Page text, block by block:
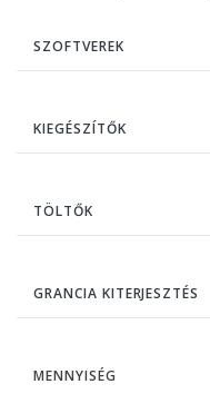
SZOFTVEREK
KIEGÉSZÍTŐK
TÖLTŐK
GRANCIA KITERJESZTÉS
MENNYISÉG